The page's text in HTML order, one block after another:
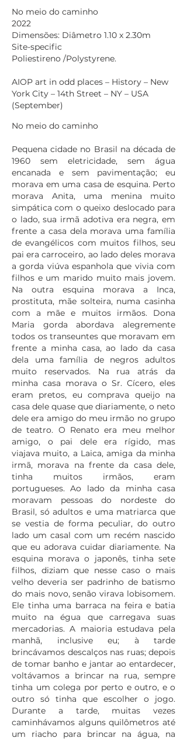
No meio do caminho
2022
Dimensões: Diâmetro 1.10 x 2.30m
Site-specific
Poliestireno /Polystyrene.
AIOP art in odd places – History – New
York City – 14th Street – NY – USA
(September)
No meio do caminho
Pequena cidade no Brasil na década de
1960 sem eletricidade, sem água
encanada e sem pavimentação; eu
morava em uma casa de esquina. Perto
morava Anita, uma menina muito
simpática com o queixo deslocado para
o lado, sua irmã adotiva era negra, em
frente a casa dela morava uma família
de evangélicos com muitos filhos, seu
pai era carroceiro, ao lado deles morava
a gorda viúva espanhola que vivia com
filhos e um marido muito mais jovem.
Na outra esquina morava a Inca,
prostituta, mãe solteira, numa casinha
com a mãe e muitos irmãos. Dona
Maria gorda abordava alegremente
todos os transeuntes que moravam em
frente a minha casa, ao lado da casa
dela uma família de negros adultos
muito reservados. Na rua atrás da
minha casa morava o Sr. Cícero, eles
eram pretos, eu comprava queijo na
casa dele quase que diariamente, o neto
dele era amigo do meu irmão no grupo
de teatro. O Renato era meu melhor
amigo, o pai dele era rígido, mas
viajava muito, a Laica, amiga da minha
irmã, morava na frente da casa dele,
tinha muitos irmãos, eram
portugueses. Ao lado da minha casa
moravam pessoas do nordeste do
Brasil, só adultos e uma matriarca que
se vestia de forma peculiar, do outro
lado um casal com um recém nascido
que eu adorava cuidar diariamente. Na
esquina morava o japonês, tinha sete
filhos, diziam que nesse caso o mais
velho deveria ser padrinho de batismo
do mais novo, senão virava lobisomem.
Ele tinha uma barraca na feira e batia
muito na égua que carregava suas
mercadorias. A maioria estudava pela
manhã, inclusive eu; à tarde
brincávamos descalços nas ruas; depois
de tomar banho e jantar ao entardecer,
voltávamos a brincar na rua, sempre
tinha um colega por perto e outro, e o
outro só tinha que escolher o jogo.
Durante a tarde, muitas vezes
caminhávamos alguns quilômetros até
um riacho para brincar na água, na